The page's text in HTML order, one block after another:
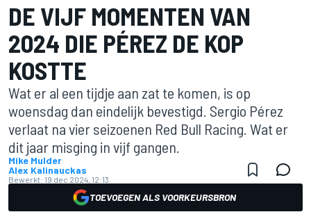
DE VIJF MOMENTEN VAN
2024 DIE PÉREZ DE KOP
KOSTTE
Wat er al een tijdje aan zat te komen, is op
woensdag dan eindelijk bevestigd. Sergio Pérez
verlaat na vier seizoenen Red Bull Racing. Wat er
dit jaar misging in vijf gangen.
Mike Mulder
Alex Kalinauckas
Bewerkt: 19 dec 2024, 12:13
TOEVOEGEN ALS VOORKEURSBRON